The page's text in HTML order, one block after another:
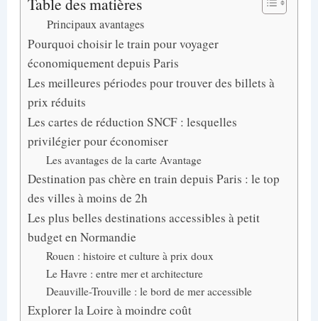
Table des matières
Principaux avantages
Pourquoi choisir le train pour voyager
économiquement depuis Paris
Les meilleures périodes pour trouver des billets à
prix réduits
Les cartes de réduction SNCF : lesquelles
privilégier pour économiser
Les avantages de la carte Avantage
Destination pas chère en train depuis Paris : le top
des villes à moins de 2h
Les plus belles destinations accessibles à petit
budget en Normandie
Rouen : histoire et culture à prix doux
Le Havre : entre mer et architecture
Deauville-Trouville : le bord de mer accessible
Explorer la Loire à moindre coût